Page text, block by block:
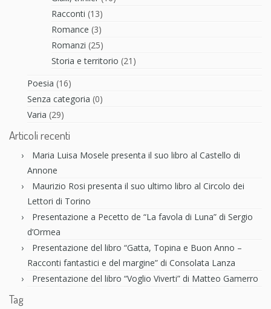
Racconti (13)
Romance (3)
Romanzi (25)
Storia e territorio (21)
Poesia (16)
Senza categoria (0)
Varia (29)
Articoli recenti
Maria Luisa Mosele presenta il suo libro al Castello di
Annone
Maurizio Rosi presenta il suo ultimo libro al Circolo dei
Lettori di Torino
Presentazione a Pecetto de “La favola di Luna” di Sergio
d’Ormea
Presentazione del libro “Gatta, Topina e Buon Anno –
Racconti fantastici e del margine” di Consolata Lanza
Presentazione del libro “Voglio Viverti” di Matteo Gamerro
Tag